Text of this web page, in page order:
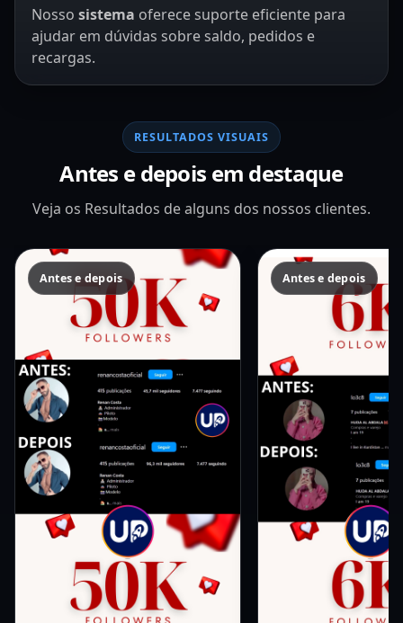
Nosso sistema oferece suporte eficiente para
ajudar em dúvidas sobre saldo, pedidos e
recargas.
RESULTADOS VISUAIS
Antes e depois em destaque
Veja os Resultados de alguns dos nossos clientes.
Antes e depois Antes e depois